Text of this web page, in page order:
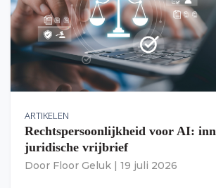
ARTIKELEN
Rechtspersoonlijkheid voor AI:
juridische vrijbrief
Door Floor Geluk 19 juli 2026